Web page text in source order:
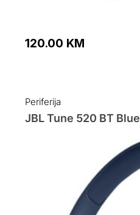
120.00 KM
Periferija
JBL Tune 520 BT Blue